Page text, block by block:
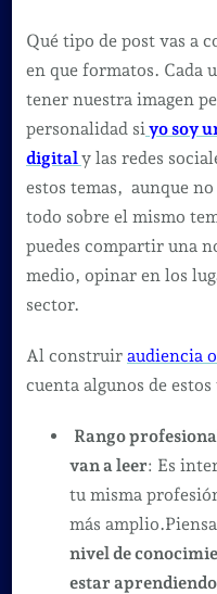
Qué tipo de post vas a
en que formatos. Cada
tener nuestra imagen
personalidad siyo soy
digitaly las redes
estos temas, aunque
todo sobre el mismo
puedes compartir una
medio, opinar en los
sector.
Al construir audiencia
cuenta algunos de estos
Rango
van a leer: Es
tu misma
más
nivel de
estar